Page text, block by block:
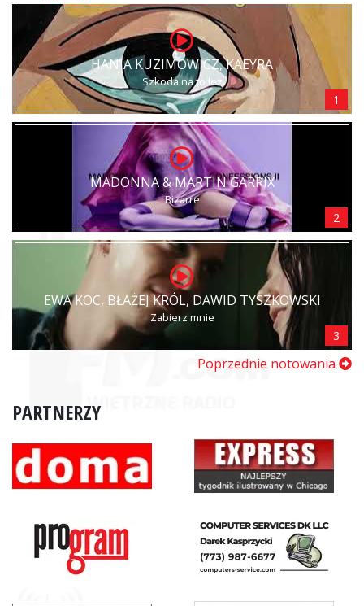
HANIA KUZIMOWICZ, KAEYRA
Szkoda na to łez
1
MADONNA & MARTIN GARRIX
Bizarre
2
EWA KOC, BŁAŻEJ KRÓL, DAWID TYSZKOWSKI
Zabierz mnie
3
Poprzednie notowania
PARTNERZY